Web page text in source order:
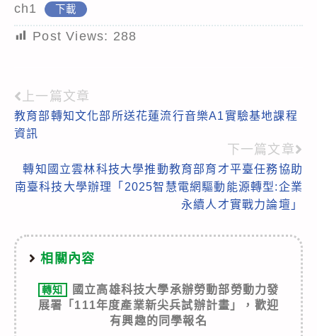
ch1
下載
Post Views: 288
Read
more
上一篇文章
教育部轉知文化部所送花蓮流行音樂A1實驗基地課程
資訊
下一篇文章
轉知國立雲林科技大學推動教育部育才平臺任務協助
南臺科技大學辦理「2025智慧電網驅動能源轉型:企業
永續人才實戰力論壇」
相關內容
轉知
國立高雄科技大學承辦勞動部勞動力發
展署「111年度產業新尖兵試辦計畫」，歡迎
有興趣的同學報名